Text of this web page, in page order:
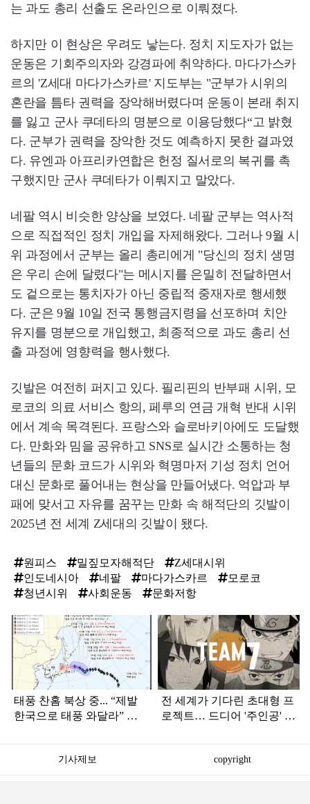
는 과도 총리 선출도 온라인으로 이뤄졌다.
하지만 이 현상은 우려도 낳는다. 정치 지도자가 없는
운동은 기회주의자와 강경파에 취약하다. 마다가스카
르의 'Z세대 마다가스카르' 지도부는 "군부가 시위의
혼란을 틈타 권력을 장악해버렸다며 운동이 본래 취지
를 잃고 군사 쿠데타의 명분으로 이용당했다“고 밝혔
다. 군부가 권력을 장악한 것도 예측하지 못한 결과였
다. 유엔과 아프리카연합은 헌정 질서로의 복귀를 촉
구했지만 군사 쿠데타가 이뤄지고 말았다.
네팔 역시 비슷한 양상을 보였다. 네팔 군부는 역사적
으로 직접적인 정치 개입을 자제해왔다. 그러나 9월 시
위 과정에서 군부는 올리 총리에게 "당신의 정치 생명
은 우리 손에 달렸다"는 메시지를 은밀히 전달하면서
도 겉으로는 통치자가 아닌 중립적 중재자로 행세했
다. 군은 9월 10일 전국 통행금지령을 선포하며 치안
유지를 명분으로 개입했고, 최종적으로 과도 총리 선
출 과정에 영향력을 행사했다.
깃발은 여전히 퍼지고 있다. 필리핀의 반부패 시위, 모
로코의 의료 서비스 항의, 페루의 연금 개혁 반대 시위
에서 계속 목격된다. 프랑스와 슬로바키아에도 도달했
다. 만화와 밈을 공유하고 SNS로 실시간 소통하는 청
년들의 문화 코드가 시위와 혁명마저 기성 정치 언어
대신 문화로 풀어내는 현상을 만들어냈다. 억압과 부
패에 맞서고 자유를 꿈꾸는 만화 속 해적단의 깃발이
2025년 전 세계 Z세대의 깃발이 됐다.
원피스 밀짚모자해적단
Z세대시위
인도네시아
네팔 마다가스카르
모로코
청년시위
사회운동 문화저항
탑
라
인
태풍 찬홈 북상 중... “제발
한국으로 태풍 와달라” 말
전 세계가 기다린 초대형 프
로젝트… 드디어 '주인공' 찾
기사제보 copyright